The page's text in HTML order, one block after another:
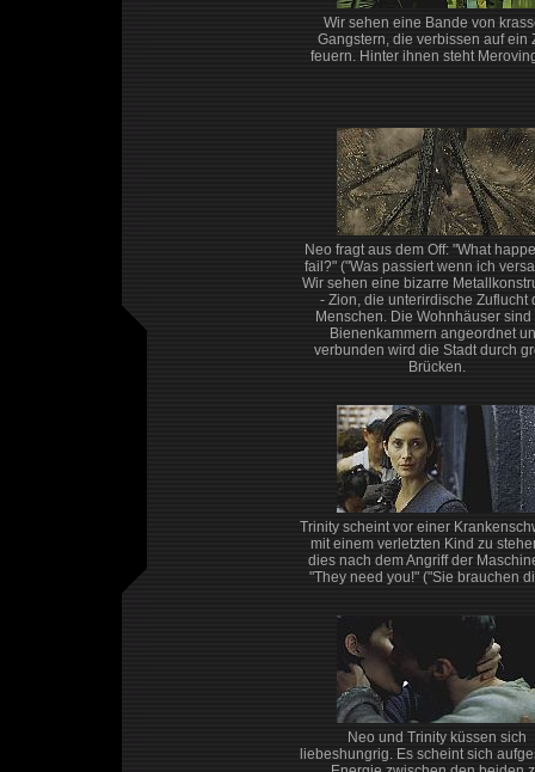
Wir sehen eine Bande von
Gangstern, die verbissen auf ein
feuern. Hinter ihnen steht
Neo fragt aus dem Off: "What
fail?" ("Was passiert wenn ich
Wir sehen eine bizarre
- Zion, die unterirdische Zuflucht
Menschen. Die Wohnhäuser sind
Bienenkammern angeordnet
verbunden wird die Stadt durch
Brücken.
Trinity scheint vor einer
mit einem verletzten Kind zu
dies nach dem Angriff der
"They need you!" ("Sie brauchen
Neo und Trinity küssen sich
liebeshungrig. Es scheint sich